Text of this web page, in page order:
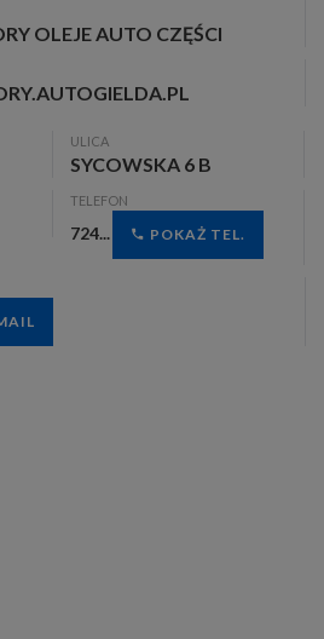
OLEJE AUTO CZĘŚCI
ULICA
SYCOWSKA 6 B
TELEFON
724... POKAŻ TEL.